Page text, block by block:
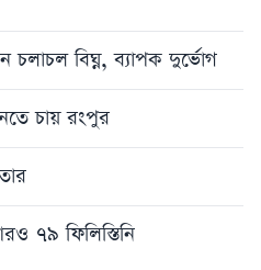
চলাচল বিঘ্ন, ব্যাপক দুর্ভোগ
চায় রংপুর
৭৯ ফিলিস্তিনি